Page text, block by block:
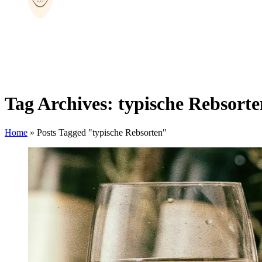
Tag Archives: typische
Home » Posts Tagged "typische Rebsorten"